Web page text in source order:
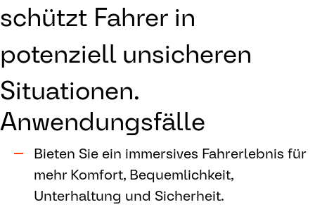
schützt Fahrer in
potenziell unsicheren
Situationen.
Anwendungsfälle
Bieten Sie ein immersives Fahrerlebnis für
mehr Komfort, Bequemlichkeit,
Unterhaltung und Sicherheit.